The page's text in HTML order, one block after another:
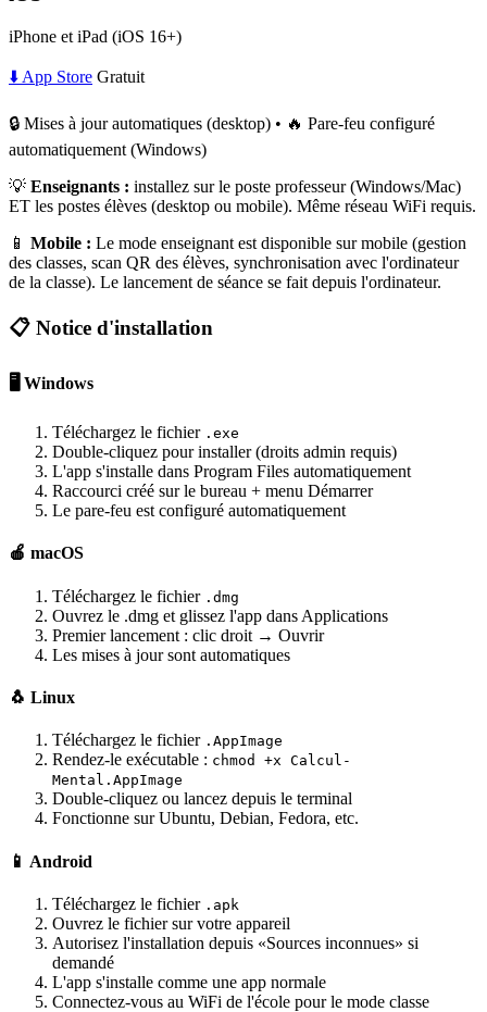
iPhone et iPad (iOS 16+)
⬇️ App Store Gratuit
🔒 Mises à jour automatiques (desktop) • 🔥 Pare-feu configuré
automatiquement (Windows)
💡 Enseignants : installez sur le poste professeur (Windows/Mac)
ET les postes élèves (desktop ou mobile). Même réseau WiFi requis.
📱 Mobile : Le mode enseignant est disponible sur mobile (gestion
des classes, scan QR des élèves, synchronisation avec l'ordinateur
de la classe). Le lancement de séance se fait depuis l'ordinateur.
📋 Notice d'installation
🖥️ Windows
Téléchargez le fichier .exe
Double-cliquez pour installer (droits admin requis)
L'app s'installe dans Program Files automatiquement
Raccourci créé sur le bureau + menu Démarrer
Le pare-feu est configuré automatiquement
🍎 macOS
Téléchargez le fichier .dmg
Ouvrez le .dmg et glissez l'app dans Applications
Premier lancement : clic droit → Ouvrir
Les mises à jour sont automatiques
🐧 Linux
Téléchargez le fichier .AppImage
Rendez-le exécutable : chmod +x Calcul-
Mental.AppImage
Double-cliquez ou lancez depuis le terminal
Fonctionne sur Ubuntu, Debian, Fedora, etc.
📱 Android
Téléchargez le fichier .apk
Ouvrez le fichier sur votre appareil
Autorisez l'installation depuis «Sources inconnues» si
demandé
L'app s'installe comme une app normale
Connectez-vous au WiFi de l'école pour le mode classe